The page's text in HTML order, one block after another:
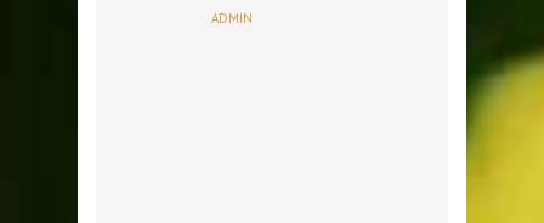
ADMIN